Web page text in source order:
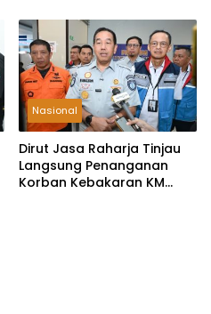
Nasional
Dirut Jasa Raharja Tinjau
Langsung Penanganan
Korban Kebakaran KM